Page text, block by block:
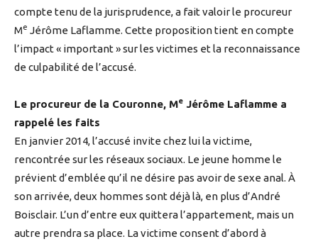
compte tenu de la jurisprudence, a fait valoir le procureur
Me Jérôme Laflamme. Cette proposition tient en compte
l’impact « important » sur les victimes et la reconnaissance
de culpabilité de l’accusé.
Le procureur de la Couronne, Me Jérôme Laflamme a
rappelé les faits
En janvier 2014, l’accusé invite chez lui la victime,
rencontrée sur les réseaux sociaux. Le jeune homme le
prévient d’emblée qu’il ne désire pas avoir de sexe anal. À
son arrivée, deux hommes sont déjà là, en plus d’André
Boisclair. L’un d’entre eux quittera l’appartement, mais un
autre prendra sa place. La victime consent d’abord à